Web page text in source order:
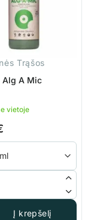
Trąšos
Alg A Mic
vietoje
kiekis: BioBizz Alg A
Į krepšelį